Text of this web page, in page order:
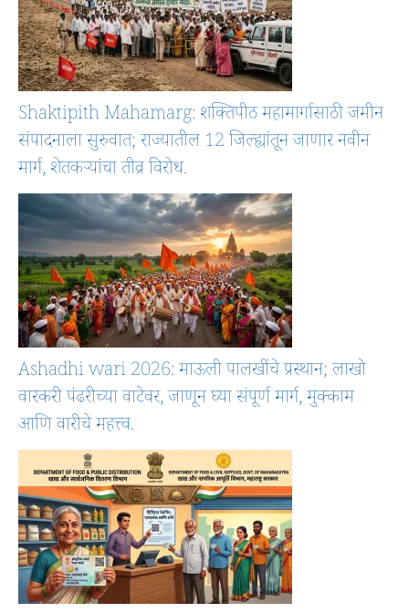
Shaktipith Mahamarg: शक्तिपीठ महामार्गासाठी जमीन
संपादनाला सुरुवात; राज्यातील 12 जिल्ह्यांतून जाणार नवीन
मार्ग, शेतकऱ्यांचा तीव्र विरोध.
Ashadhi wari 2026: माऊली पालखींचे प्रस्थान; लाखो
वारकरी पंढरीच्या वाटेवर, जाणून घ्या संपूर्ण मार्ग, मुक्काम
आणि वारीचे महत्त्व.